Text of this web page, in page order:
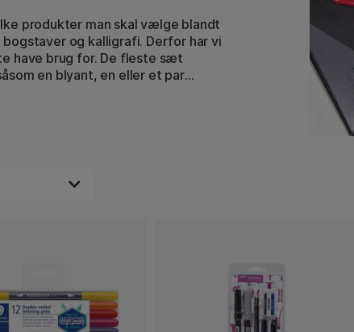
produkter man skal vælge blandt
og kalligrafi. Derfor har vi
have brug for. De fleste sæt
en blyant, en eller et par
tuschpenne. Nogle sæt indeholder
og grå toner for et dramatisk